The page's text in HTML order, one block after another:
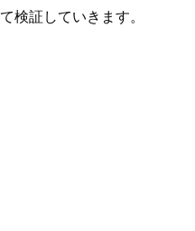
検証していきます。